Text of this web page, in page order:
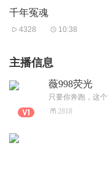
千年冤魂
4328 10:38
主播信息
薇998荧光
2818